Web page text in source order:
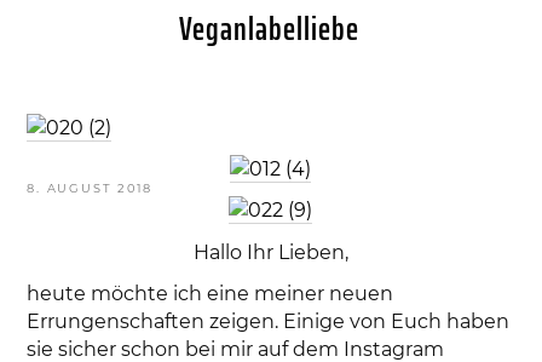
VERÖFFENTLICHT
8. AUGUST 2018
Veganlabelliebe
Hallo Ihr Lieben,
heute möchte ich eine meiner neuen
Errungenschaften zeigen. Einige von Euch haben
sie sicher schon bei mir auf dem Instagram